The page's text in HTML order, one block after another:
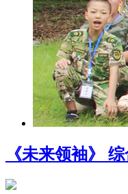
《未来领袖》